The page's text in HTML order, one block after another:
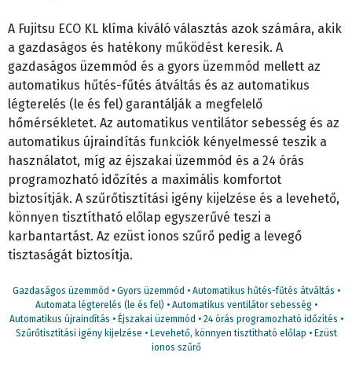
A Fujitsu ECO KL klíma kiváló választás azok számára, akik
a gazdaságos és hatékony működést keresik. A
gazdaságos üzemmód és a gyors üzemmód mellett az
automatikus hűtés-fűtés átváltás és az automatikus
légterelés (le és fel) garantálják a megfelelő
hőmérsékletet. Az automatikus ventilátor sebesség és az
automatikus újraindítás funkciók kényelmessé teszik a
használatot, míg az éjszakai üzemmód és a 24 órás
programozható időzítés a maximális komfortot
biztosítják. A szűrőtisztítási igény kijelzése és a levehető,
könnyen tisztítható előlap egyszerűvé teszi a
karbantartást. Az ezüst ionos szűrő pedig a levegő
tisztaságát biztosítja.
Gazdaságos üzemmód • Gyors üzemmód • Automatikus hűtés-fűtés átváltás •
Automata légterelés (le és fel) • Automatikus ventilátor sebesség •
Automatikus újraindítás • Éjszakai üzemmód • 24 órás programozható időzítés •
Szűrőtisztítási igény kijelzése • Levehető, könnyen tisztítható előlap • Ezüst
ionos szűrő